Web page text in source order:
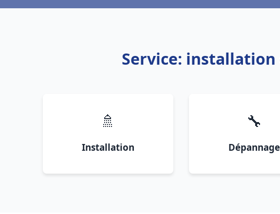
Service: installation
🚿
Installation
🔧
Dépannage